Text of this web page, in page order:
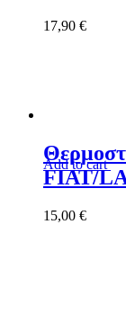
17,90 €
Add to cart
FIAT/
15,00 €